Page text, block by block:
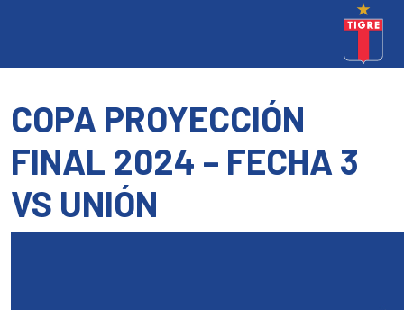
COPA PROYECCIÓN
FINAL 2024 – FECHA 3
VS UNIÓN